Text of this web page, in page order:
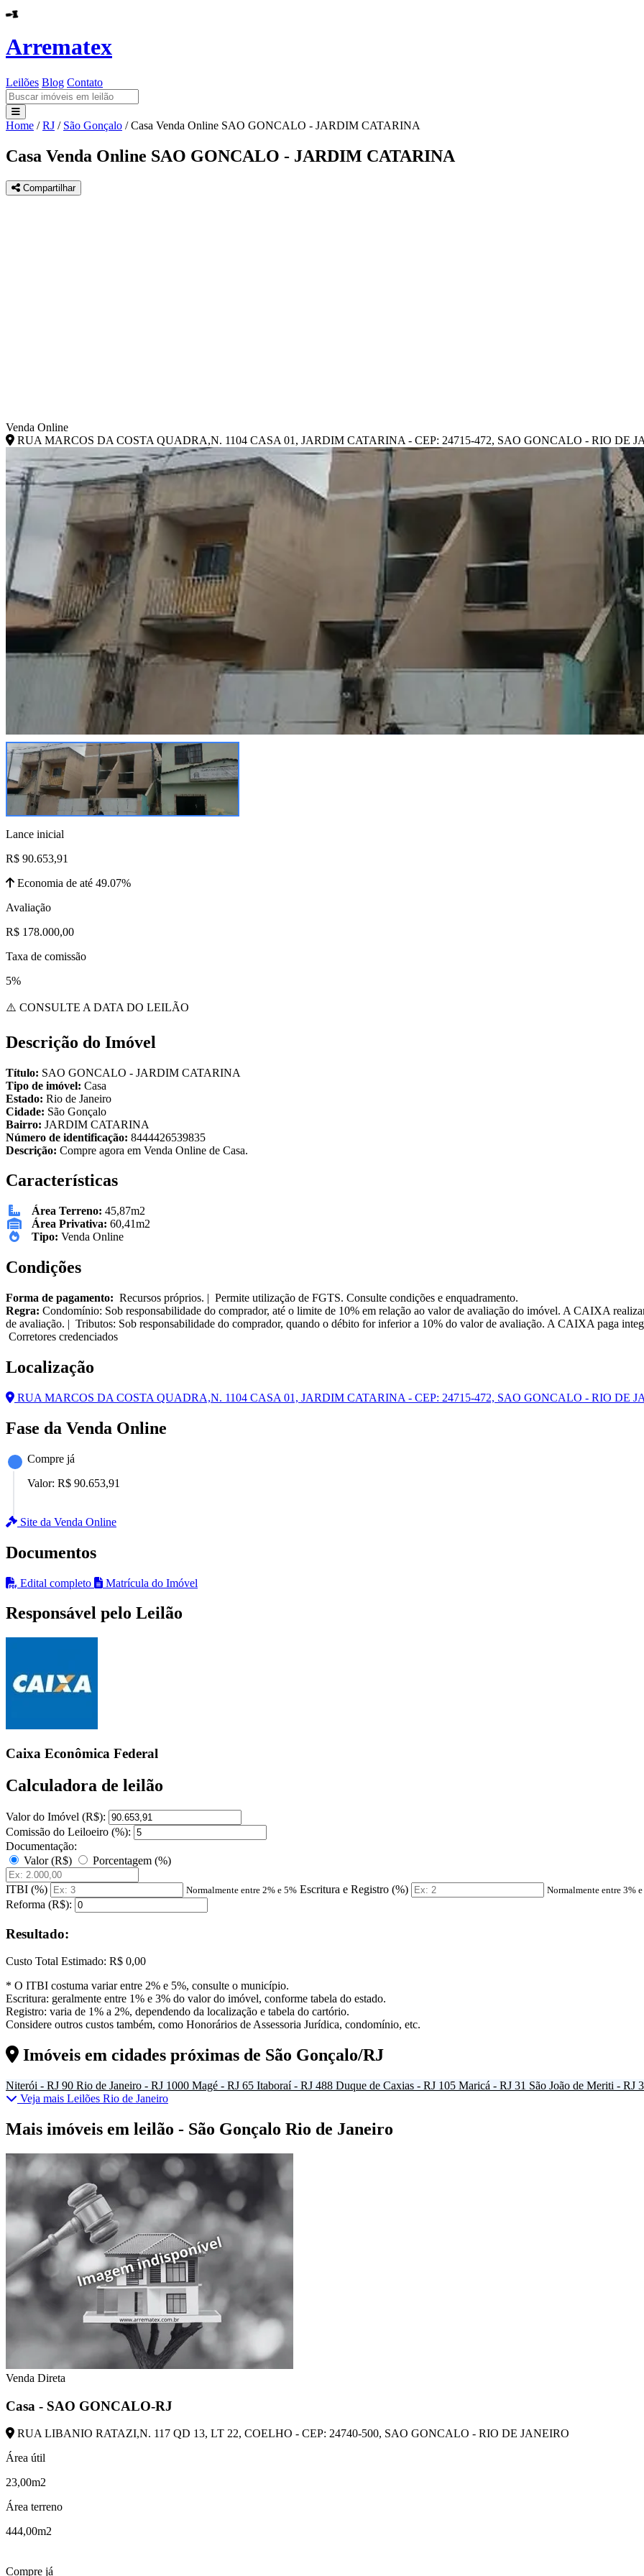
Arrematex
Leilões Blog Contato
Leilões
Blog
Contato
Home / RJ / São Gonçalo / Casa Venda Online SAO GONCALO - JARDIM CATARINA
Casa Venda Online SAO GONCALO - JARDIM CATARINA
Compartilhar
Venda Online
RUA MARCOS DA COSTA QUADRA,N. 1104 CASA 01, JARDIM CATARINA - CEP: 24715-472, SAO GONCALO - RIO DE
Lance inicial
R$ 90.653,91
Economia de até 49.07%
Avaliação
R$ 178.000,00
Taxa de comissão
5%
⚠️ CONSULTE A DATA DO LEILÃO
Descrição do Imóvel
Título: SAO GONCALO - JARDIM CATARINA
Tipo de imóvel: Casa
Estado: Rio de Janeiro
Cidade: São Gonçalo
Bairro: JARDIM CATARINA
Número de identificação: 8444426539835
Descrição: Compre agora em Venda Online de Casa.
Características
Área Terreno: 45,87m2
Área Privativa: 60,41m2
Tipo: Venda Online
Condições
Forma de pagamento: Recursos próprios. | Permite utilização de FGTS. Consulte condições e enquadramento.
Regra: Condomínio: Sob responsabilidade do comprador, até o limite de 10% em relação ao valor de avaliação do imóvel. A CAIXA
de avaliação. | Tributos: Sob responsabilidade do comprador, quando o débito for inferior a 10% do valor de avaliação. A CAIXA paga
Corretores credenciados
Localização
RUA MARCOS DA COSTA QUADRA,N. 1104 CASA 01, JARDIM CATARINA - CEP: 24715-472, SAO GONCALO - RIO DE
Fase da Venda Online
Compre já
Valor: R$ 90.653,91
Site da Venda Online
Documentos
Edital completo Matrícula do Imóvel
Responsável pelo Leilão
Caixa Econômica Federal
Calculadora de leilão
Valor do Imóvel (R$):
Comissão do Leiloeiro (%):
Documentação:
Valor (R$)
Porcentagem (%)
ITBI (%) Normalmente entre 2% e 5% Escritura e Registro (%) Normalmente entre 3%
Reforma (R$):
Resultado:
Custo Total Estimado: R$ 0,00
* O ITBI costuma variar entre 2% e 5%, consulte o município.
Escritura: geralmente entre 1% e 3% do valor do imóvel, conforme tabela do estado.
Registro: varia de 1% a 2%, dependendo da localização e tabela do cartório.
Considere outros custos também, como Honorários de Assessoria Jurídica, condomínio, etc.
Imóveis em cidades próximas de São Gonçalo/RJ
Niterói - RJ 90 Rio de Janeiro - RJ 1000 Magé - RJ 65 Itaboraí - RJ 488 Duque de Caxias - RJ 105 Maricá - RJ 31 São João de Meriti - RJ
Veja mais Leilões Rio de Janeiro
Mais imóveis em leilão - São Gonçalo Rio de Janeiro
Venda Direta
Casa - SAO GONCALO-RJ
RUA LIBANIO RATAZI,N. 117 QD 13, LT 22, COELHO - CEP: 24740-500, SAO GONCALO - RIO DE JANEIRO
Área útil
23,00m2
Área terreno
444,00m2
Compre já